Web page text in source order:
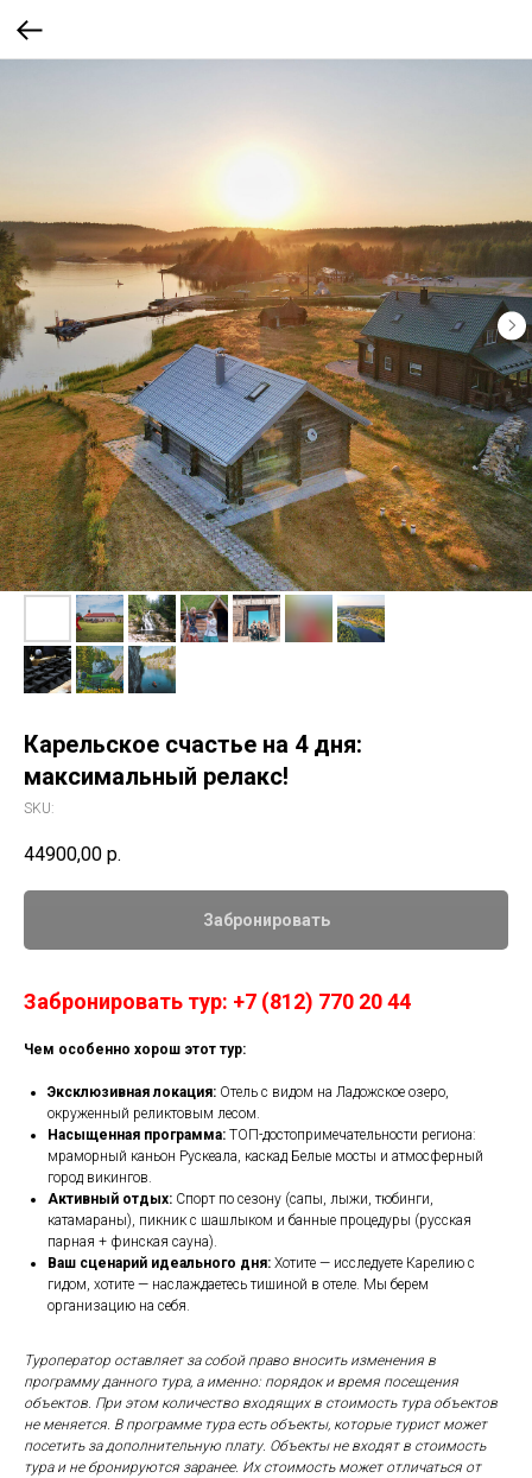
Карельское счастье на 4 дня:
максимальный релакс!
SKU:
44900,00 р.
Забронировать
Забронировать тур: +7 (812) 770 20 44
Чем особенно хорош этот тур:
Эксклюзивная локация: Отель с видом на Ладожское озеро,
окруженный реликтовым лесом.
Насыщенная программа: ТОП-достопримечательности региона:
мраморный каньон Рускеала, каскад Белые мосты и атмосферный
город викингов.
Активный отдых: Спорт по сезону (сапы, лыжи, тюбинги,
катамараны), пикник с шашлыком и банные процедуры (русская
парная + финская сауна).
Ваш сценарий идеального дня: Хотите — исследуете Карелию с
гидом, хотите — наслаждаетесь тишиной в отеле. Мы берем
организацию на себя.
Туроператор оставляет за собой право вносить изменения в
программу данного тура, а именно: порядок и время посещения
объектов. При этом количество входящих в стоимость тура объектов
не меняется. В программе тура есть объекты, которые турист может
посетить за дополнительную плату. Объекты не входят в стоимость
тура и не бронируются заранее. Их стоимость может отличаться от